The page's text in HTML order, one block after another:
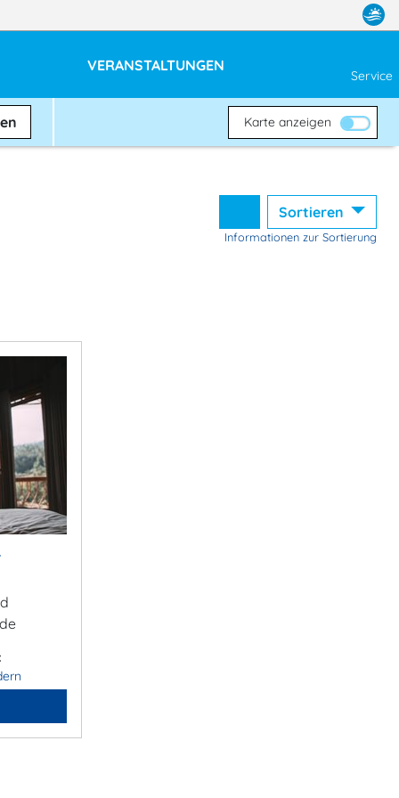
VERANSTALTUNGEN
Service
Karte anzeigen
Sortieren
Informationen zur Sortierung